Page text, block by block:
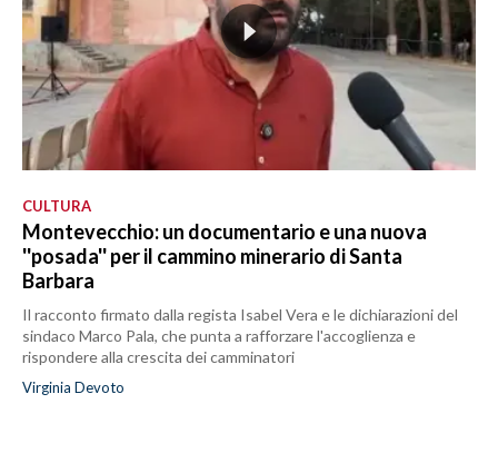
CULTURA
Montevecchio: un documentario e una nuova
''posada'' per il cammino minerario di Santa
Barbara
Il racconto firmato dalla regista Isabel Vera e le dichiarazioni del
sindaco Marco Pala, che punta a rafforzare l'accoglienza e
rispondere alla crescita dei camminatori
Virginia Devoto